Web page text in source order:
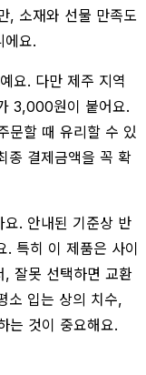
, 소재와 선물 만족도
에요.
요. 다만 제주 지역
3,000원이 붙어요.
문할 때 유리할 수 있
종 결제금액을 꼭 확
. 안내된 기준상 반
특히 이 제품은 사이
, 잘못 선택하면 교환
소 입는 상의 치수,
는 것이 중요해요.